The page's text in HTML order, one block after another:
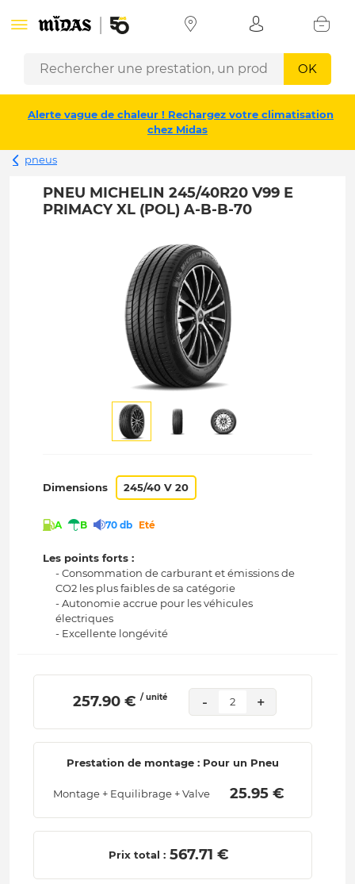
OK
Alerte vague de chaleur ! Rechargez votre climatisation
chez Midas
pneus
PNEU MICHELIN 245/40R20 V99 E
PRIMACY XL (POL) A-B-B-70
Dimensions 245/40 V 20
A B 70 db Eté
Les points forts :
- Consommation de carburant et émissions de
CO2 les plus faibles de sa catégorie
- Autonomie accrue pour les véhicules
électriques
- Excellente longévité
257.90 € / unité - 2 +
Prestation de montage : Pour un Pneu
Montage + Equilibrage + Valve 25.95 €
Prix total : 567.71 €